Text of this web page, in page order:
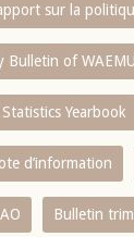
sur la
Bulletin of
Statistics Yearbook
d’information
Bulletin